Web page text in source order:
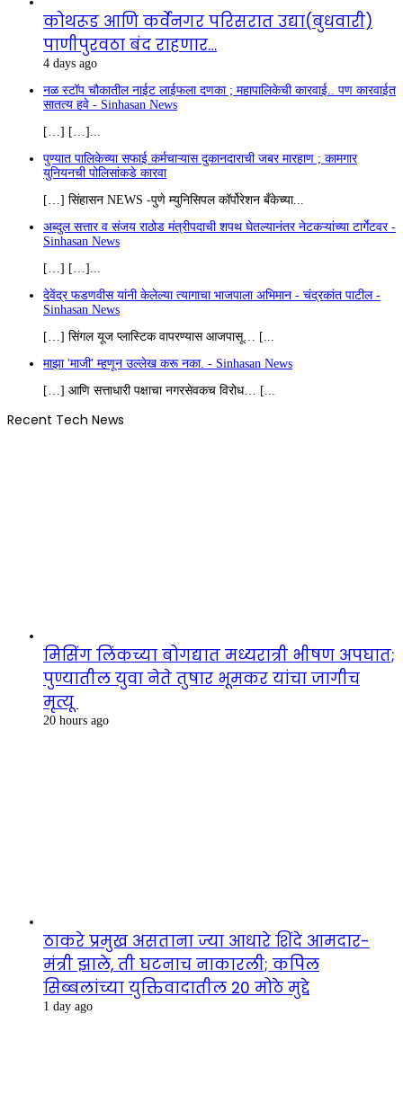
कोथरूड आणि कर्वेनगर परिसरात उद्या(बुधवारी)
पाणीपुरवठा बंद राहणार…
4 days ago
नळ स्टॉप चौकातील नाईट लाईफला दणका ; महापालिकेची कारवाई.. पण कारवाईत
सातत्य हवे - Sinhasan News
[…] […]...
पुण्यात पालिकेच्या सफाई कर्मचाऱ्यास दुकानदाराची जबर मारहाण ; कामगार
युनियनची पोलिसांकडे कारवा
[…] सिंहासन NEWS -पुणे म्युनिसिपल कॉर्पोरेशन बँकेच्या...
अब्दुल सत्तार व संजय राठोड मंत्रीपदाची शपथ घेतल्यानंतर नेटकऱ्यांच्या टार्गेटवर -
Sinhasan News
[…] […]...
देवेंद्र फडणवीस यांनी केलेल्या त्यागाचा भाजपाला अभिमान - चंद्रकांत पाटील -
Sinhasan News
[…] सिंगल यूज प्लास्टिक वापरण्यास आजपासू… [...
माझा 'माजी' म्हणून उल्लेख करू नका. - Sinhasan News
[…] आणि सत्ताधारी पक्षाचा नगरसेवकच विरोध… [...
Recent Tech News
मिसिंग लिंकच्या बोगद्यात मध्यरात्री भीषण अपघात;
पुण्यातील युवा नेते तुषार भूमकर यांचा जागीच
मृत्यू
20 hours ago
ठाकरे प्रमुख असताना ज्या आधारे शिंदे आमदार-
मंत्री झाले, ती घटनाच नाकारली; कपिल
सिब्बलांच्या युक्तिवादातील 20 मोठे मुद्दे
1 day ago